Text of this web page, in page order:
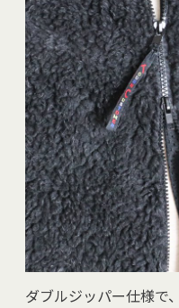
ダブルジッパー仕様で